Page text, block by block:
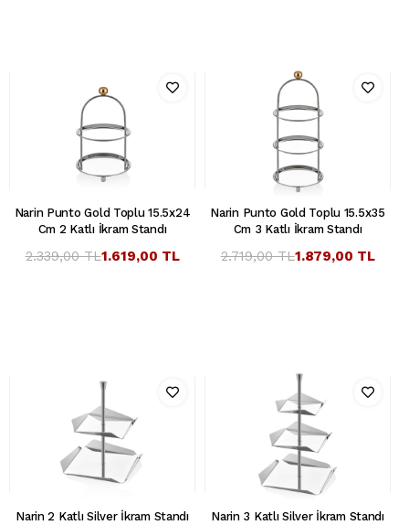
Narin Punto Gold Toplu 15.5x24
Cm 2 Katlı İkram Standı
1.619,00 TL
2.339,00 TL
Narin Punto Gold Toplu 15.5x35
Cm 3 Katlı İkram Standı
1.879,00 TL
2.719,00 TL
Narin 2 Katlı Silver İkram Standı Narin 3 Katlı Silver İkram Standı